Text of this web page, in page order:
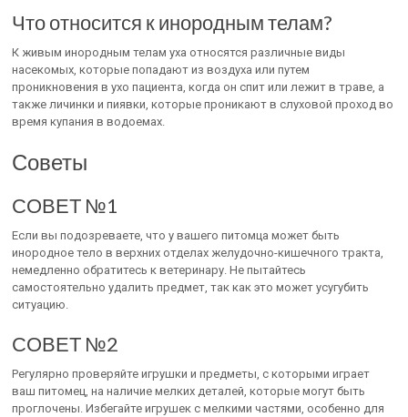
Что относится к инородным телам?
К живым инородным телам уха относятся различные виды
насекомых, которые попадают из воздуха или путем
проникновения в ухо пациента, когда он спит или лежит в траве, а
также личинки и пиявки, которые проникают в слуховой проход во
время купания в водоемах.
Советы
СОВЕТ №1
Если вы подозреваете, что у вашего питомца может быть
инородное тело в верхних отделах желудочно-кишечного тракта,
немедленно обратитесь к ветеринару. Не пытайтесь
самостоятельно удалить предмет, так как это может усугубить
ситуацию.
СОВЕТ №2
Регулярно проверяйте игрушки и предметы, с которыми играет
ваш питомец, на наличие мелких деталей, которые могут быть
проглочены. Избегайте игрушек с мелкими частями, особенно для